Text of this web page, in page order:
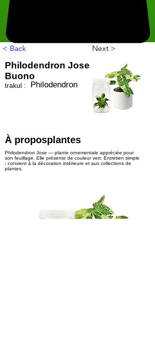
< Back Next >
Philodendron Jose
Buono
trakul : Philodendron
À proposplantes
Philodendron Jose — plante ornementale appréciée pour
son feuillage. Elle présente de couleur vert. Entretien simple
; convient à la décoration intérieure et aux collections de
plantes.